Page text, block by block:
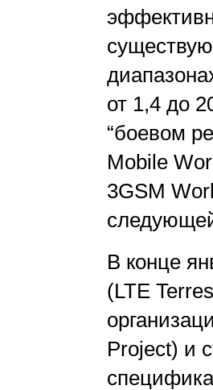
от 1,4 до
“боевом
Mobile
3GSM
В конце
(LTE
Project) и